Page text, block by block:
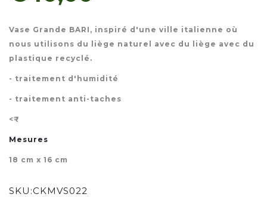
Vase Grande BARI, inspiré d'une ville italienne où
nous utilisons du liège naturel avec du liège avec du
plastique recyclé.
- traitement d'humidité
- traitement anti-taches
<₹
Mesures
18 cm x 16 cm
SKU:CKMVS022